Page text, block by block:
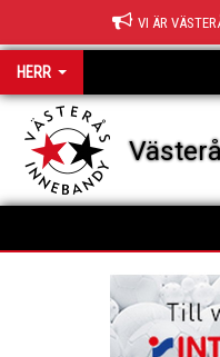
VI ÄR
HERR